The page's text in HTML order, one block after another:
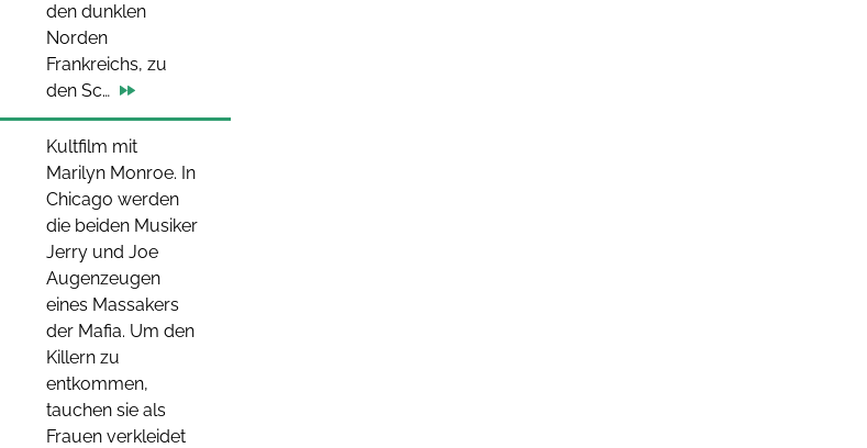
den dunklen
Norden
Frankreichs, zu
den Sc…
Kultfilm mit
Marilyn Monroe. In
Chicago werden
die beiden Musiker
Jerry und Joe
Augenzeugen
eines Massakers
der Mafia. Um den
Killern zu
entkommen,
tauchen sie als
Frauen verkleidet